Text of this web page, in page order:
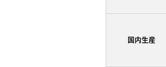
国内生産